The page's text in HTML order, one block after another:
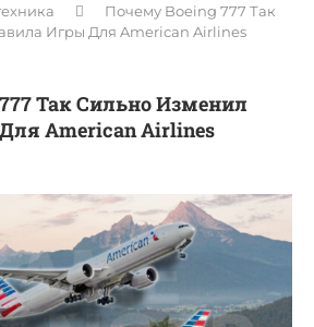
Почему Boeing 777 Так
Игры Для American Airlines
Так Сильно Изменил
American Airlines